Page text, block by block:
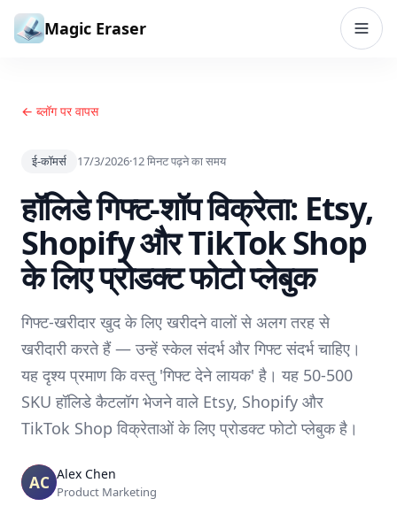
सामग्री पर जाएं
Magic Eraser
← ब्लॉग पर वापस
ई-कॉमर्स 17/3/2026·12मिनट पढ़ने का समय
हॉलिडे गिफ्ट-शॉप विक्रेता: Etsy,
Shopify और TikTok Shop
के लिए प्रोडक्ट फोटो प्लेबुक
गिफ्ट-खरीदार खुद के लिए खरीदने वालों से अलग तरह से
खरीदारी करते हैं — उन्हें स्केल संदर्भ और गिफ्ट संदर्भ चाहिए।
यह दृश्य प्रमाण कि वस्तु 'गिफ्ट देने लायक' है। यह 50-500
SKU हॉलिडे कैटलॉग भेजने वाले Etsy, Shopify और
TikTok Shop विक्रेताओं के लिए प्रोडक्ट फोटो प्लेबुक है।
Alex Chen
Product Marketing